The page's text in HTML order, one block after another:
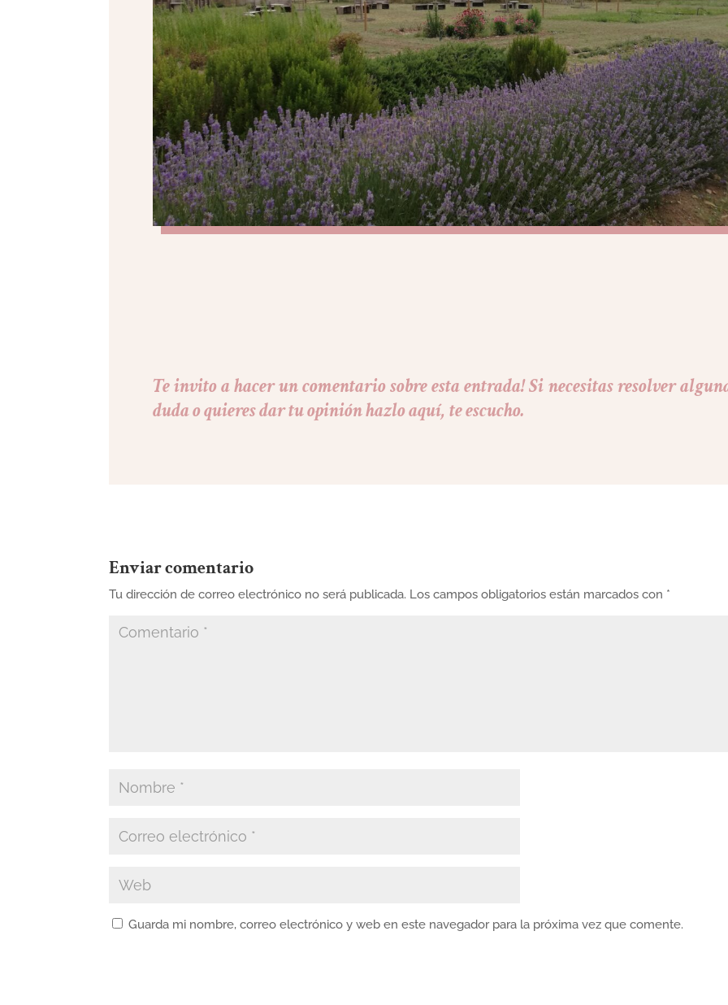
Te invito a hacer un comentario sobre esta entrada! Si necesitas resolver
duda o quieres dar tu opinión hazlo aquí, te escucho.
Enviar comentario
Tu dirección de correo electrónico no será publicada. Los campos obligatorios están marcados con *
Guarda mi nombre, correo electrónico y web en este navegador para la próxima vez que comente.